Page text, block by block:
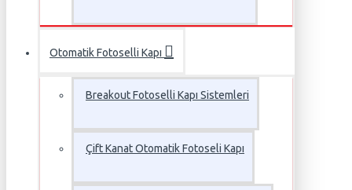
Otomatik Fotoselli Kapı
Breakout Fotoselli Kapı Sistemleri
Çift Kanat Otomatik Fotoseli Kapı